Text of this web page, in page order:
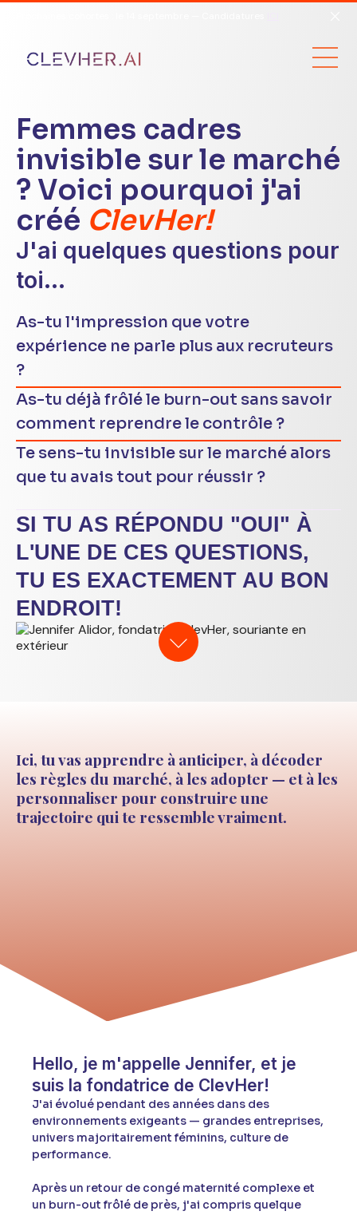
Femmes cadres
invisible sur le marché
? Voici pourquoi j'ai
créé ClevHer!
J'ai quelques questions pour
toi...
As-tu l'impression que votre
expérience ne parle plus aux recruteurs
?
As-tu déjà frôlé le burn-out sans savoir
comment reprendre le contrôle ?
Te sens-tu invisible sur le marché alors
que tu avais tout pour réussir ?
SI TU AS RÉPONDU "OUI" À
L'UNE DE CES QUESTIONS,
TU ES EXACTEMENT AU BON
ENDROIT!
Ici, tu vas apprendre à anticiper, à décoder
les règles du marché, à les adopter — et à les
personnaliser pour construire une
trajectoire qui te ressemble vraiment.
Hello, je m'appelle Jennifer, et je
suis la fondatrice de ClevHer!
J'ai évolué pendant des années dans des
environnements exigeants — grandes entreprises,
univers majoritairement féminins, culture de
performance.
Après un retour de congé maternité complexe et
un burn-out frôlé de près, j'ai compris quelque